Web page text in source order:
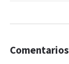
Comentarios